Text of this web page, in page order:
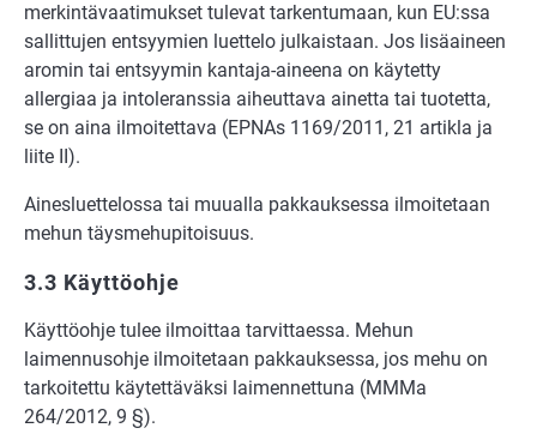
merkintävaatimukset tulevat tarkentumaan, kun EU:ssa
sallittujen entsyymien luettelo julkaistaan. Jos lisäaineen
aromin tai entsyymin kantaja-aineena on käytetty
allergiaa ja intoleranssia aiheuttava ainetta tai tuotetta,
se on aina ilmoitettava (EPNAs 1169/2011, 21 artikla ja
liite II).
Ainesluettelossa tai muualla pakkauksessa ilmoitetaan
mehun täysmehupitoisuus.
3.3 Käyttöohje
Käyttöohje tulee ilmoittaa tarvittaessa. Mehun
laimennusohje ilmoitetaan pakkauksessa, jos mehu on
tarkoitettu käytettäväksi laimennettuna (MMMa
264/2012, 9 §).